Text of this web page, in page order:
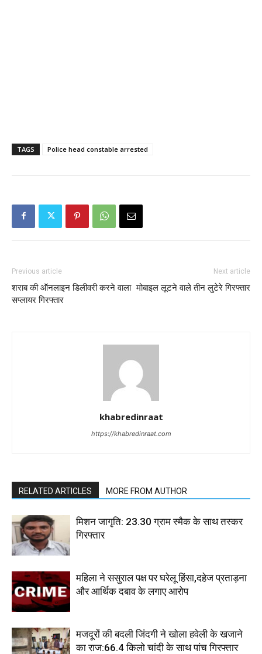
TAGS Police head constable arrested
Previous article
शराब की ऑनलाइन डिलीवरी करने वाला
सप्लायर गिरफ्तार
Next article
मोबाइल लूटने वाले तीन लुटेरे गिरफ्तार
khabredinraat
https://khabredinraat.com
RELATED ARTICLES MORE FROM AUTHOR
मिशन जागृति: 23.30 ग्राम स्मैक के साथ तस्कर
गिरफ्तार
महिला ने ससुराल पक्ष पर घरेलू हिंसा,दहेज प्रताड़ना
और आर्थिक दबाव के लगाए आरोप
मजदूरों की बदली जिंदगी ने खोला हवेली के खजाने
का राज:66.4 किलो चांदी के साथ पांच गिरफ्तार